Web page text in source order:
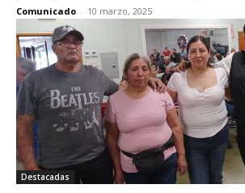
Comunicado - 10 marzo, 2025
Destacadas